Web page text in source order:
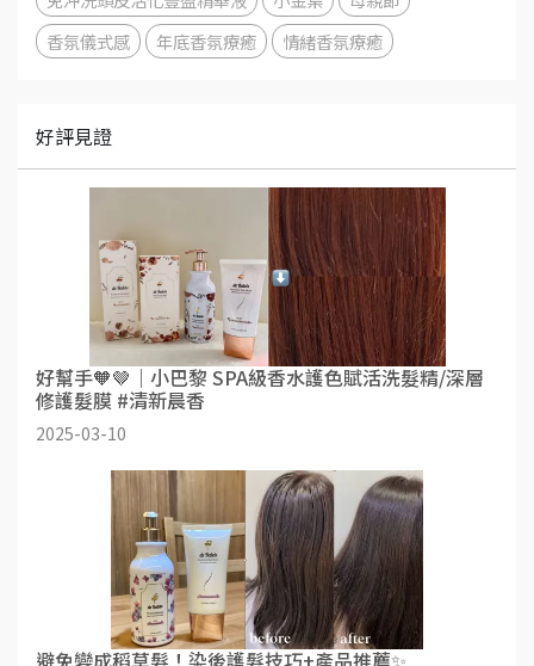
香氛儀式感
年底香氛療癒 情緒香氛療癒
好評見證
好幫手🧡🤎｜小巴黎 SPA級香水護色賦活洗髮精/深層
修護髮膜 #清新晨香
2025-03-10
避免變成稻草髮！染後護髮技巧+產品推薦✨